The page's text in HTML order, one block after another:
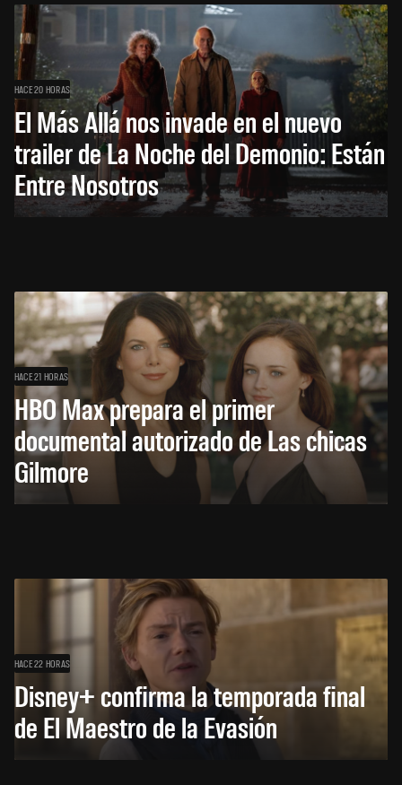
HACE 20 HORAS
El Más Allá nos invade en el nuevo
trailer de La Noche del Demonio: Están
Entre Nosotros
HACE 21 HORAS
HBO Max prepara el primer
documental autorizado de Las chicas
Gilmore
HACE 22 HORAS
Disney+ confirma la temporada final
de El Maestro de la Evasión